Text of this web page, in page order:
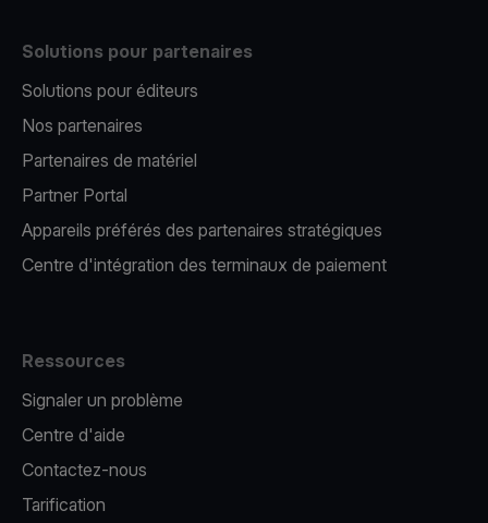
Solutions pour partenaires
Solutions pour éditeurs​
Nos partenaires​
Partenaires de matériel
Partner Portal
Appareils préférés des partenaires stratégiques
Centre d'intégration des terminaux de paiement
Ressources
Signaler un problème
Centre d'aide
Contactez-nous
Tarification